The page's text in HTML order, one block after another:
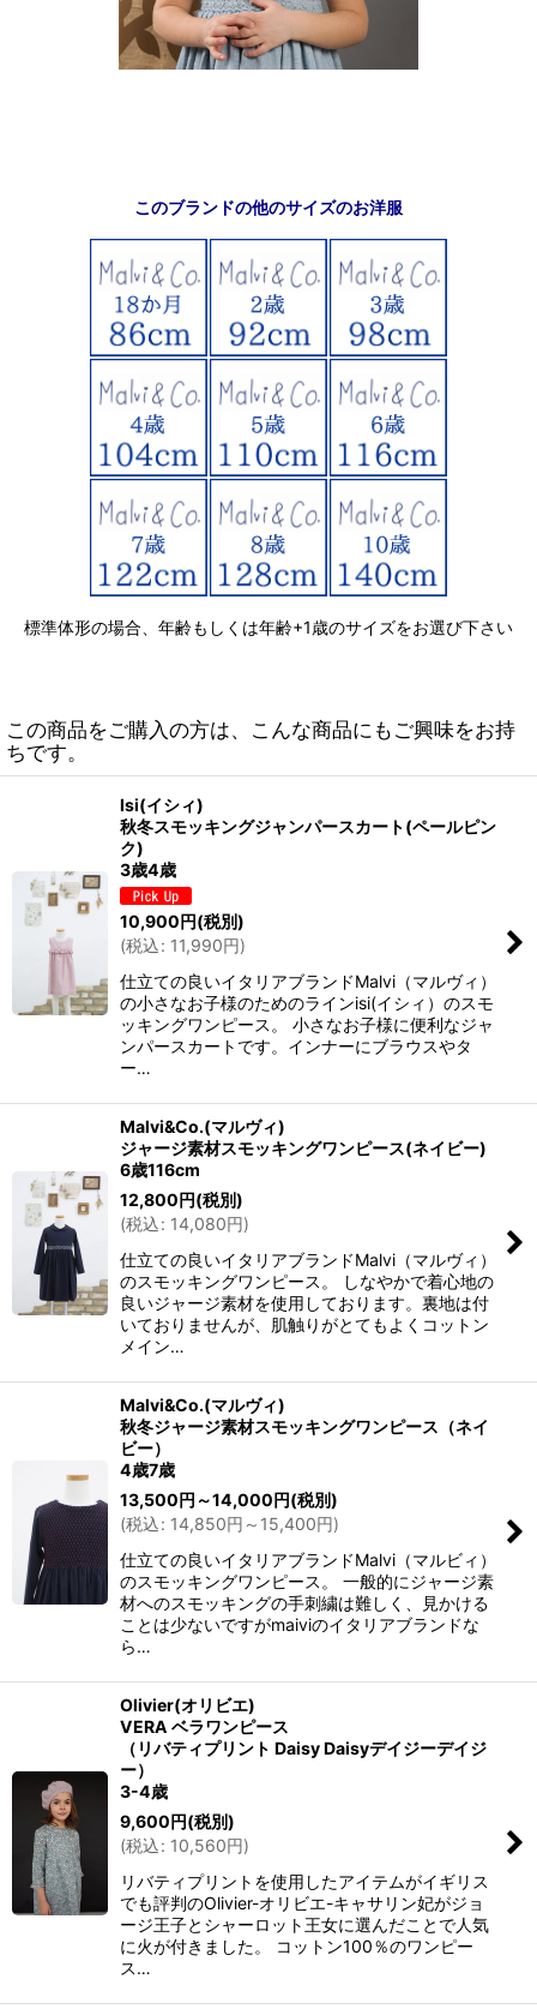
このブランドの他のサイズのお洋服
標準体形の場合、年齢もしくは年齢+1歳のサイズをお選び下さい
この商品をご購入の方は、こんな商品にもご興味をお持
ちです。
Isi(イシィ)
秋冬スモッキングジャンパースカート(ペールピン
ク)
3歳4歳
10,900円(税別)
(税込: 11,990円)
仕立ての良いイタリアブランドMalvi（マルヴィ）
の小さなお子様のためのラインisi(イシィ）のスモ
ッキングワンピース。 小さなお子様に便利なジャ
ンパースカートです。インナーにブラウスやタ
ー…
Malvi&Co.(マルヴィ)
ジャージ素材スモッキングワンピース(ネイビー)
6歳116cm
12,800円(税別)
(税込: 14,080円)
仕立ての良いイタリアブランドMalvi（マルヴィ）
のスモッキングワンピース。 しなやかで着心地の
良いジャージ素材を使用しております。裏地は付
いておりませんが、肌触りがとてもよくコットン
メイン…
Malvi&Co.(マルヴィ)
秋冬ジャージ素材スモッキングワンピース（ネイ
ビー）
4歳7歳
13,500円 ～14,000円(税別)
(税込: 14,850円 ～15,400円)
仕立ての良いイタリアブランドMalvi（マルビィ）
のスモッキングワンピース。 一般的にジャージ素
材へのスモッキングの手刺繍は難しく、見かける
ことは少ないですがmaiviのイタリアブランドな
ら…
Olivier(オリビエ)
VERA ベラワンピース
（リバティプリント Daisy Daisyデイジーデイジ
ー）
3-4歳
9,600円(税別)
(税込: 10,560円)
リバティプリントを使用したアイテムがイギリス
でも評判のOlivier-オリビエ-キャサリン妃がジョ
ージ王子とシャーロット王女に選んだことで人気
に火が付きました。 コットン100％のワンピー
ス…